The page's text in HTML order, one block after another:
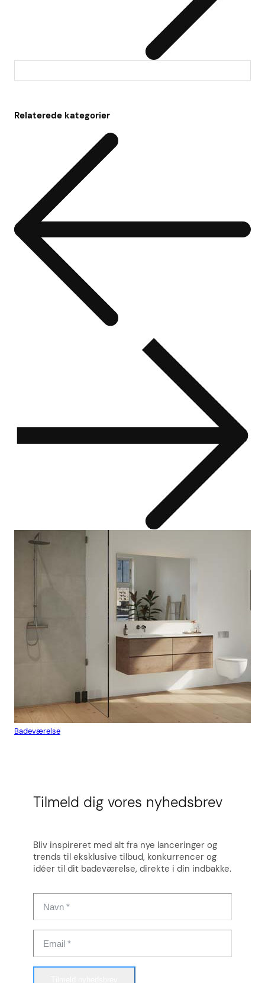
Relaterede kategorier
Badeværelse
Tilmeld dig vores nyhedsbrev
Bliv inspireret med alt fra nye lanceringer og
trends til eksklusive tilbud, konkurrencer og
idéer til dit badeværelse, direkte i din indbakke.